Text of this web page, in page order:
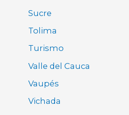
Sucre
Tolima
Turismo
Valle del Cauca
Vaupés
Vichada